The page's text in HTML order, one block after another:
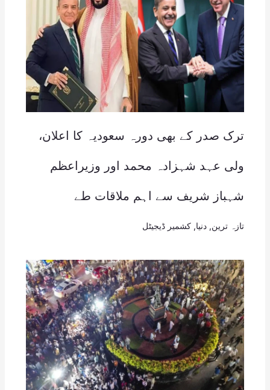
ترک صدر کے بھی دورہ سعودیہ کا اعلان،
ولی عہد شہزادہ محمد اور وزیراعظم
شہباز شریف سے اہم ملاقات طے
تازہ ترین دنیا کشمیر ڈیجیٹل